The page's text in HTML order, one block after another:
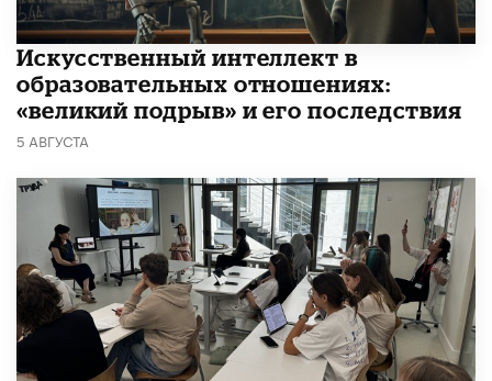
​Искусственный интеллект в
образовательных отношениях:
«великий подрыв» и его последствия
5 АВГУСТА